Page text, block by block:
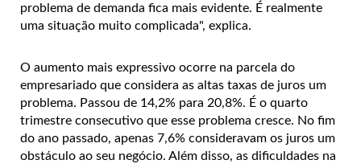
problema de demanda fica mais evidente. É realmente
uma situação muito complicada", explica.
O aumento mais expressivo ocorre na parcela do
empresariado que considera as altas taxas de juros um
problema. Passou de 14,2% para 20,8%. É o quarto
trimestre consecutivo que esse problema cresce. No fim
do ano passado, apenas 7,6% consideravam os juros um
obstáculo ao seu negócio. Além disso, as dificuldades na